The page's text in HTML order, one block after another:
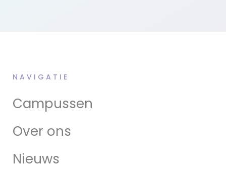
NAVIGATIE
Campussen
Over ons
Nieuws